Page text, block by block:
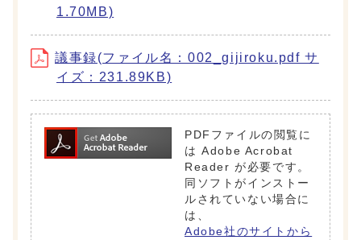
1.70MB)
議事録(ファイル名：002_gijiroku.pdf サ
イズ：231.89KB)
PDFファイルの閲覧に
は Adobe Acrobat
Reader が必要です。
同ソフトがインストー
ルされていない場合に
は、
Adobe社のサイトから